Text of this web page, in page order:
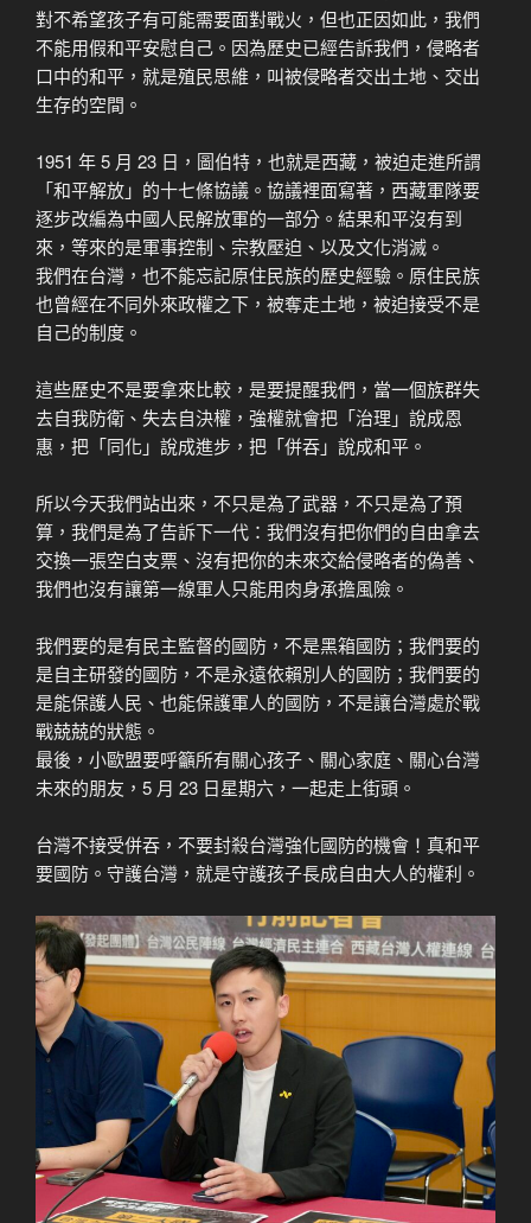
對不希望孩子有可能需要面對戰火，但也正因如此，我們
不能用假和平安慰自己。因為歷史已經告訴我們，侵略者
口中的和平，就是殖民思維，叫被侵略者交出土地、交出
生存的空間。
1951 年 5 月 23 日，圖伯特，也就是西藏，被迫走進所謂
「和平解放」的十七條協議。協議裡面寫著，西藏軍隊要
逐步改編為中國人民解放軍的一部分。結果和平沒有到
來，等來的是軍事控制、宗教壓迫、以及文化消滅。
我們在台灣，也不能忘記原住民族的歷史經驗。原住民族
也曾經在不同外來政權之下，被奪走土地，被迫接受不是
自己的制度。
這些歷史不是要拿來比較，是要提醒我們，當一個族群失
去自我防衛、失去自決權，強權就會把「治理」說成恩
惠，把「同化」說成進步，把「併吞」說成和平。
所以今天我們站出來，不只是為了武器，不只是為了預
算，我們是為了告訴下一代：我們沒有把你們的自由拿去
交換一張空白支票、沒有把你的未來交給侵略者的偽善、
我們也沒有讓第一線軍人只能用肉身承擔風險。
我們要的是有民主監督的國防，不是黑箱國防；我們要的
是自主研發的國防，不是永遠依賴別人的國防；我們要的
是能保護人民、也能保護軍人的國防，不是讓台灣處於戰
戰兢兢的狀態。
最後，小歐盟要呼籲所有關心孩子、關心家庭、關心台灣
未來的朋友，5 月 23 日星期六，一起走上街頭。
台灣不接受併吞，不要封殺台灣強化國防的機會！真和平
要國防。守護台灣，就是守護孩子長成自由大人的權利。